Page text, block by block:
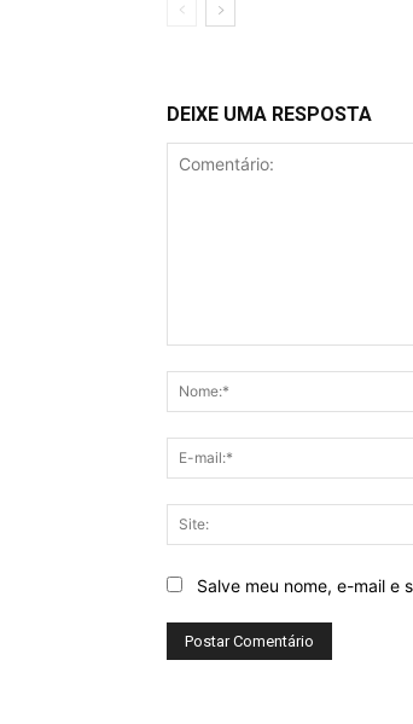
DEIXE UMA RESPOSTA
Salve meu nome, e-mail e